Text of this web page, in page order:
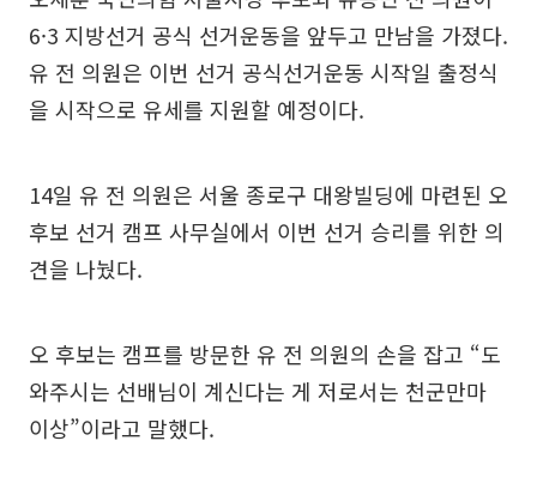
6·3 지방선거 공식 선거운동을 앞두고 만남을 가졌다.
유 전 의원은 이번 선거 공식선거운동 시작일 출정식
을 시작으로 유세를 지원할 예정이다.
14일 유 전 의원은 서울 종로구 대왕빌딩에 마련된 오
후보 선거 캠프 사무실에서 이번 선거 승리를 위한 의
견을 나눴다.
오 후보는 캠프를 방문한 유 전 의원의 손을 잡고 “도
와주시는 선배님이 계신다는 게 저로서는 천군만마
이상”이라고 말했다.